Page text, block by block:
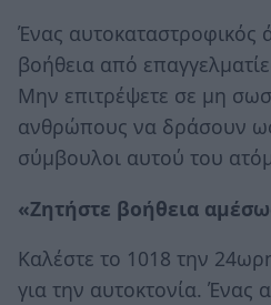
Ένας αυτοκαταστροφικός
βοήθεια από
Μην επιτρέψετε σε μη
ανθρώπους να δράσουν
σύμβουλοι αυτού του
«Ζητήστε βοήθεια
Καλέστε το 1018 την
για την αυτοκτονία. Ένας